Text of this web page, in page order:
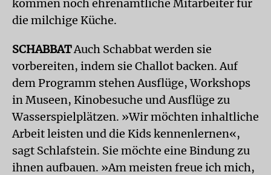
kommen noch ehrenamtliche Mitarbeiter für
die milchige Küche.
SCHABBATAuch Schabbat werden sie
vorbereiten, indem sie Challot backen. Auf
dem Programm stehen Ausflüge, Workshops
in Museen, Kinobesuche und Ausflüge zu
Wasserspielplätzen. »Wir möchten inhaltliche
Arbeit leisten und die Kids kennenlernen«,
sagt Schlafstein. Sie möchte eine Bindung zu
ihnen aufbauen. »Am meisten freue ich mich,